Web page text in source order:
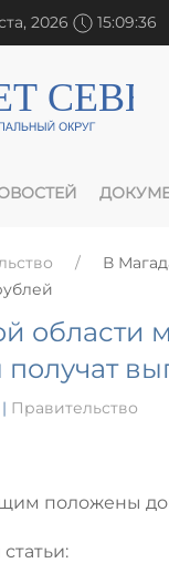
2026 15:09:37
В
области
| Правительство
положены